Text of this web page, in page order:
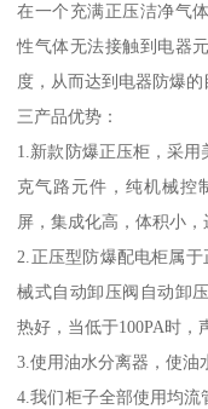
在一个充满正压洁净气
性气体无法接触到电器
度，从而达到电器防爆的
三产品优势：
1.新款防爆正压柜，采
克气路元件，纯机械控
屏，集成化高，体积小，
2.正压型防爆配电柜属
械式自动卸压阀自动卸
热好，当低于100PA时，
3.使用油水分离器，使油
4.我们柜子全部使用均